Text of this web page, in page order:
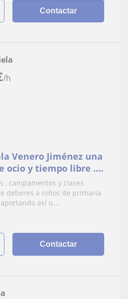
Contactar
/h
Venero Jiménez una
ocio y tiempo libre .
de Educación .
, campamentos y clases
deberes a niños de primaria
así u...
Contactar